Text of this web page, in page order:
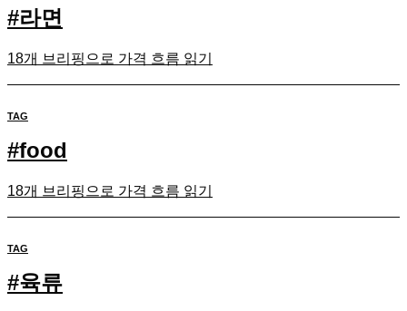
#라면
18개 브리핑으로 가격 흐름 읽기
TAG
#food
18개 브리핑으로 가격 흐름 읽기
TAG
#육류